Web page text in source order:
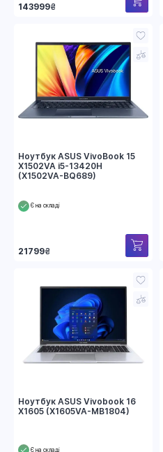
143999₴
Ноутбук ASUS VivoBook 15
X1502VA i5-13420H
(X1502VA-BQ689)
Є на складі
21799₴
Ноутбук ASUS Vivobook 16
X1605 (X1605VA-MB1804)
Є на складі